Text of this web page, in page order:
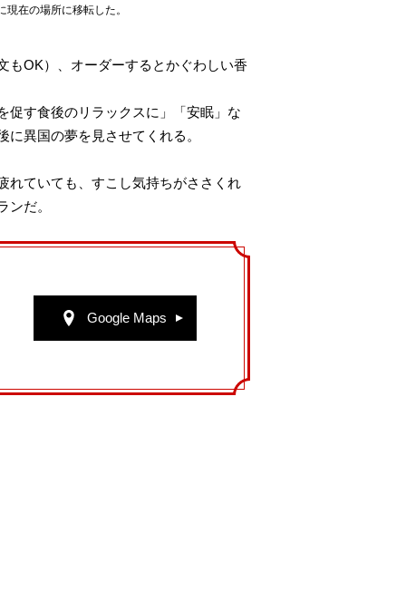
現在の場所に移転した。
もOK）、オーダーするとかぐわしい香
促す食後のリラックスに」「安眠」な
異国の夢を見させてくれる。
れていても、すこし気持ちがささくれ
だ。
Google Maps